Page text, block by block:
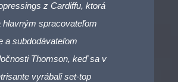
z Cardiffu, ktorá
hlavným spracovateľom
a subdodávateľom
Thomson, keď sa v
vyrábali set-top